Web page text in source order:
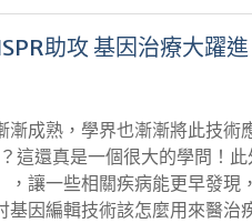
助攻 基因治療大
漸成熟，學界也漸漸將此技
這還真是一個很大的學問！
，讓一些相關疾病能更早發
基因編輯技術該怎麼用來醫治